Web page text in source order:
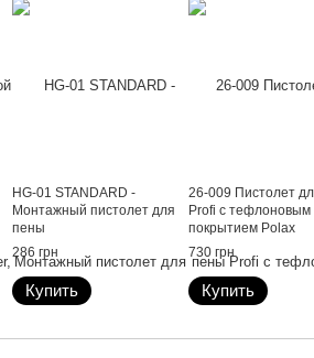
HG-01 STANDARD -
Монтажный пистолет для
пены
286 грн
Купить
26-009 Пистолет
Profi с тефлоновым
покрытием Polax
730 грн
Купить